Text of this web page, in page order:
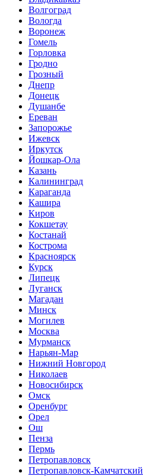
Волгоград
Вологда
Воронеж
Гомель
Горловка
Гродно
Грозный
Днепр
Донецк
Душанбе
Ереван
Запорожье
Ижевск
Иркутск
Йошкар-Ола
Казань
Калининград
Караганда
Кашира
Киров
Кокшетау
Костанай
Кострома
Красноярск
Курск
Липецк
Луганск
Магадан
Минск
Могилев
Москва
Мурманск
Нарьян-Мар
Нижний Новгород
Николаев
Новосибирск
Омск
Оренбург
Орел
Ош
Пенза
Пермь
Петропавловск
Петропавловск-Камчатский